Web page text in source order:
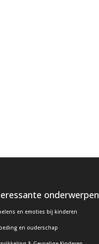
onderwerpen
en emoties bij kinderen
en ouderschap